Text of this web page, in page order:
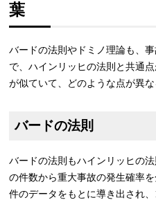
葉
バードの法則やドミノ理論も、
で、ハインリッヒの法則と共通
が似ていて、どのような点が異
バードの法則
バードの法則もハインリッヒの
の件数から重大事故の発生確率
件のデータをもとに導き出され